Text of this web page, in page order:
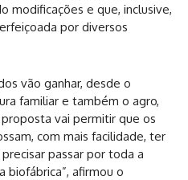
modificações e que, inclusive,
por diversos
vão ganhar, desde o
familiar e também o agro,
vai permitir que os
com mais facilidade, ter
passar por toda a
biofábrica”, afirmou o